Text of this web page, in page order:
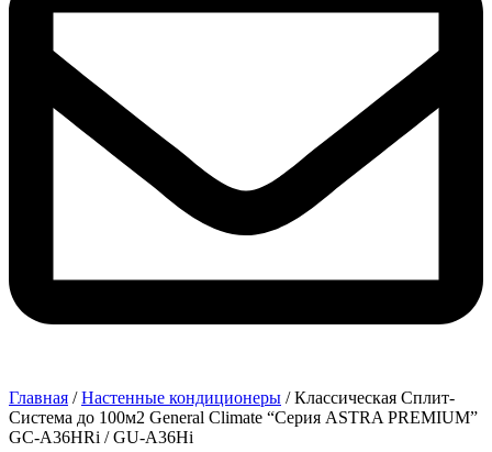
Главная /Настенные кондиционеры / Классическая Сплит-
Система до 100м2 General Climate “Серия ASTRA PREMIUM”
GC-A36HRi / GU-A36Hi